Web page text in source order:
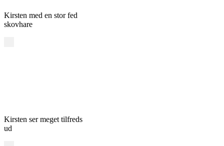
Kirsten med en stor fed
skovhare
Kirsten ser meget tilfreds
ud